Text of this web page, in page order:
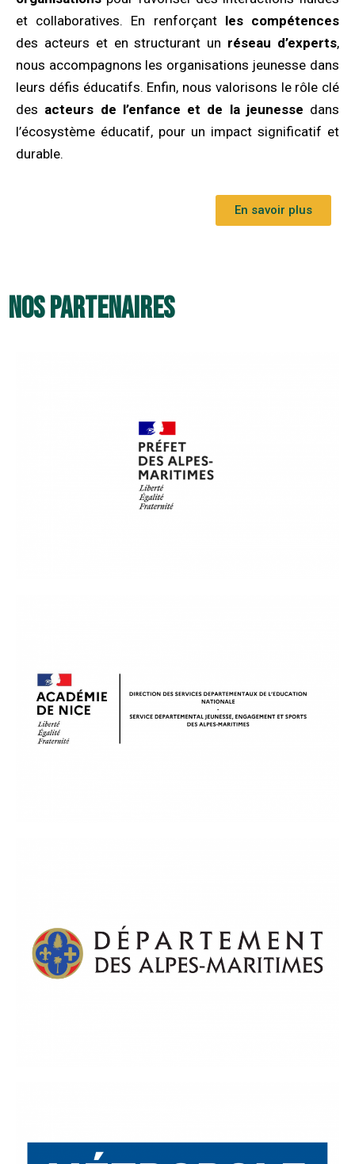
et collaboratives. En renforçant les compétences
des acteurs et en structurant un réseau d’experts,
nous accompagnons les organisations jeunesse dans
leurs défis éducatifs. Enfin, nous valorisons le rôle clé
des acteurs de l’enfance et de la jeunesse dans
l’écosystème éducatif, pour un impact significatif et
durable.
En savoir plus
Nos partenaires